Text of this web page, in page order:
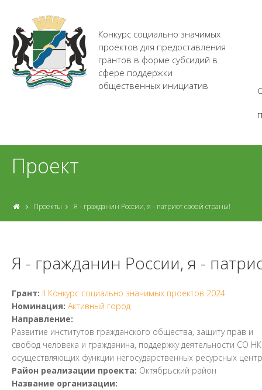
Конкурс социально значимых
проектов для предоставления
грантов в форме субсидий в
сфере поддержки
общественных инициатив
Проект
Проекты Я - гражданин России, я - патриот своей страны!
Я - гражданин России, я -
Грант: II Конкурс социально значимых проектов 2024
Номинация: Активный город
Направление:
Развитие институтов гражданского общества, защиту прав и
свобод человека и гражданина, поддержку деятельности СО
осуществляющих функции негосударственных ресурсных
Район реализации проекта: Октябрьский район
Название организации: